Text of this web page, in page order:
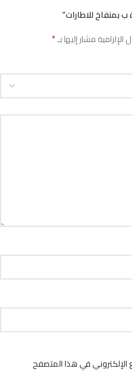
بمنفاخ للاطارات”
الإلزامية مشار إليها بـ*
الإلكتروني في هذا المتصفح